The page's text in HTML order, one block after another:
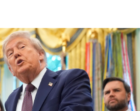
Altrecose
Mondiali calcio 2026